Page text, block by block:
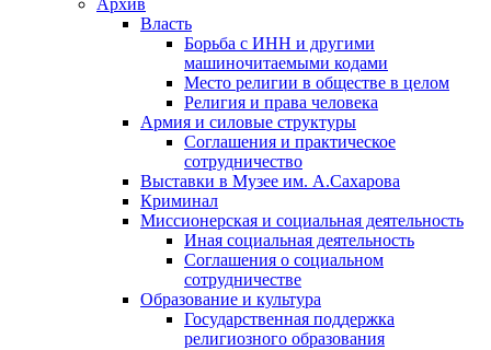
Архив
Власть
Борьба с ИНН и другими
машиночитаемыми кодами
Место религии в обществе в целом
Религия и права человека
Армия и силовые структуры
Соглашения и практическое
сотрудничество
Выставки в Музее им. А.Сахарова
Криминал
Миссионерская и социальная деятельность
Иная социальная деятельность
Соглашения о социальном
сотрудничестве
Образование и культура
Государственная поддержка
религиозного образования